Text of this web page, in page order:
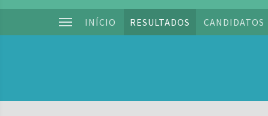
INÍCIO RESULTADOS CANDIDATOS